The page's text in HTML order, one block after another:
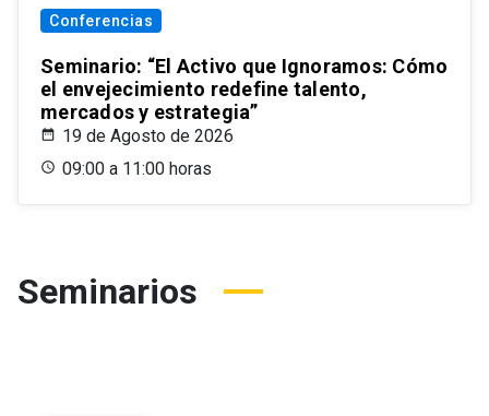
Conferencias
Seminario: “El Activo que Ignoramos: Cómo
el envejecimiento redefine talento,
mercados y estrategia”
19 de Agosto de 2026
09:00 a 11:00 horas
Seminarios